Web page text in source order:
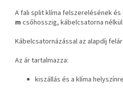
A fali split klíma felszerelésének
m csőhosszig, kábelcsatorna nélkül:
Kábelcsatornázással az alapdíj
Az ár tartalmazza:
kiszállás és a klíma